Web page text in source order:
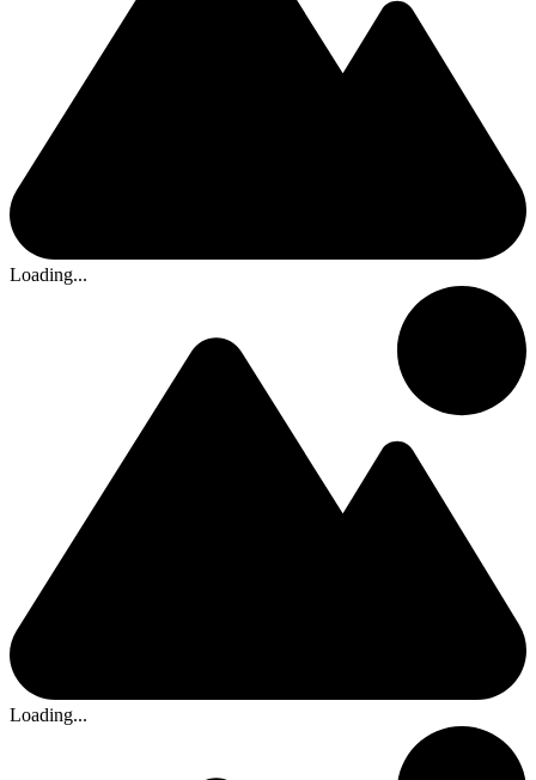
Loading...
Loading...